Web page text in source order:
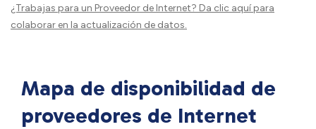
¿Trabajas para un Proveedor de Internet? Da clic aquípara
colaborar en la actualización de datos.
Mapa de disponibilidad de
proveedores de Internet